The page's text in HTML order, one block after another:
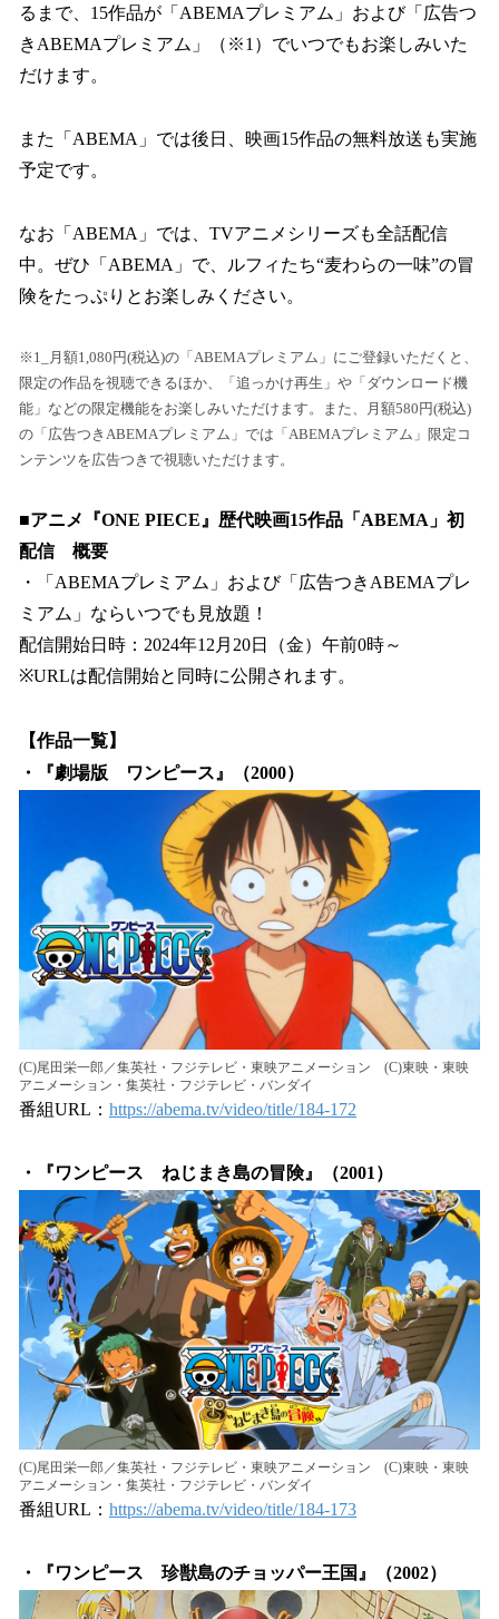
るまで、15作品が「ABEMAプレミアム」および「広告つ
きABEMAプレミアム」（※1）でいつでもお楽しみいた
だけます。
また「ABEMA」では後日、映画15作品の無料放送も実施
予定です。
なお「ABEMA」では、TVアニメシリーズも全話配信
中。ぜひ「ABEMA」で、ルフィたち“麦わらの一味”の冒
険をたっぷりとお楽しみください。
※1_月額1,080円(税込)の「ABEMAプレミアム」にご登録いただくと、
限定の作品を視聴できるほか、「追っかけ再生」や「ダウンロード機
能」などの限定機能をお楽しみいただけます。また、月額580円(税込)
の「広告つきABEMAプレミアム」では「ABEMAプレミアム」限定コ
ンテンツを広告つきで視聴いただけます。
■アニメ『ONE PIECE』歴代映画15作品「ABEMA」初
配信 概要
・「ABEMAプレミアム」および「広告つきABEMAプレ
ミアム」ならいつでも見放題！
配信開始日時：2024年12月20日（金）午前0時～
※URLは配信開始と同時に公開されます。
【作品一覧】
・『劇場版 ワンピース』（2000）
(C)尾田栄一郎／集英社・フジテレビ・東映アニメーション (C)東映・東映
アニメーション・集英社・フジテレビ・バンダイ
番組URL： https://abema.tv/video/title/184-172
・『ワンピース ねじまき島の冒険』（2001）
(C)尾田栄一郎／集英社・フジテレビ・東映アニメーション (C)東映・東映
アニメーション・集英社・フジテレビ・バンダイ
番組URL： https://abema.tv/video/title/184-173
・『ワンピース 珍獣島のチョッパー王国』（2002）